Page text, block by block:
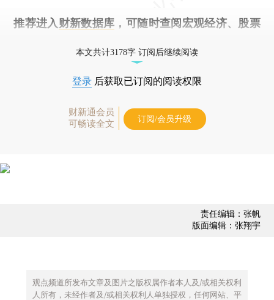
推荐进入 财新数据库 ，可随时查阅宏观经济、股票
本文共计3178字 订阅后继续阅读
登录 后获取已订阅的阅读权限
财新通会员
可畅读全文
订阅/会员升级
责任编辑：张帆
版面编辑：张翔宇
观点频道所发布文章及图片之版权属作者本人及/或相关权利
人所有，未经作者及/或相关权利人单独授权，任何网站、平